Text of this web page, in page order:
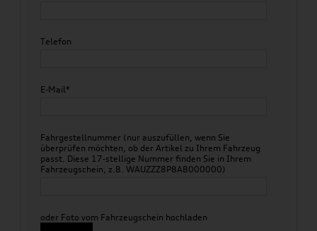
Telefon
E-Mail*
Fahrgestellnummer (nur auszufüllen, wenn Sie
überprüfen möchten, ob der Artikel zu Ihrem Fahrzeug
passt. Diese 17-stellige Nummer finden Sie in Ihrem
Fahrzeugschein, z.B. WAUZZZ8P8AB000000)
oder Foto vom Fahrzeugschein hochladen